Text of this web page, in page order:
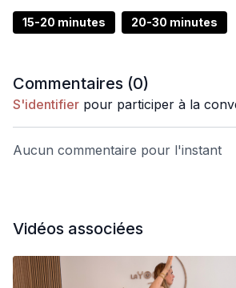
15-20 minutes 20-30 minutes
Commentaires (0)
S'identifier pour participer à la
Aucun commentaire pour l'instant
Vidéos associées